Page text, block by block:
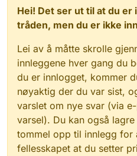
Hei! Det ser ut til at du
tråden, men du er ikke
Lei av å måtte skrolle
innleggene hver gang du
du er innlogget, kommer
nøyaktig der du var sist,
varslet om nye svar (via
varsel). Du kan også
tommel opp til innlegg for
fellesskapet at du setter